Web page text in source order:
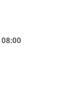
08:00